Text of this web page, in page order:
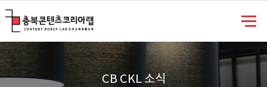
CB CKL 소식